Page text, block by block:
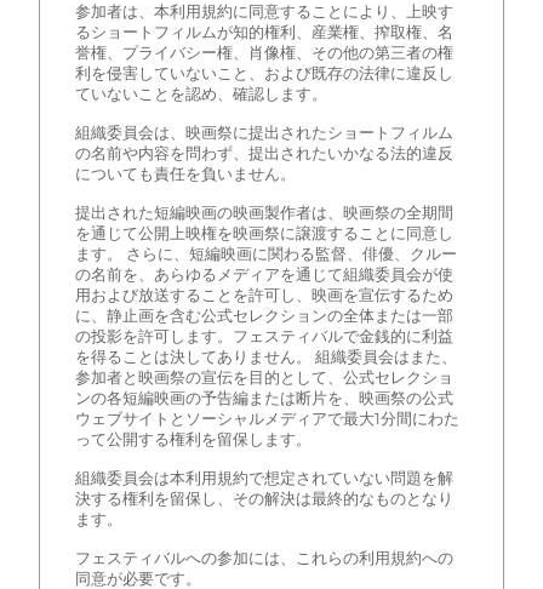
参加者は、本利用規約に同意することにより、上映す
るショートフィルムが知的権利、産業権、搾取権、名
誉権、プライバシー権、肖像権、その他の第三者の権
利を侵害していないこと、および既存の法律に違反し
ていないことを認め、確認します。
組織委員会は、映画祭に提出されたショートフィルム
の名前や内容を問わず、提出されたいかなる法的違反
についても責任を負いません。
提出された短編映画の映画製作者は、映画祭の全期間
を通じて公開上映権を映画祭に譲渡することに同意し
ます。 さらに、短編映画に関わる監督、俳優、クルー
の名前を、あらゆるメディアを通じて組織委員会が使
用および放送することを許可し、映画を宣伝するため
に、静止画を含む公式セレクションの全体または一部
の投影を許可します。フェスティバルで金銭的に利益
を得ることは決してありません。 組織委員会はまた、
参加者と映画祭の宣伝を目的として、公式セレクショ
ンの各短編映画の予告編または断片を、映画祭の公式
ウェブサイトとソーシャルメディアで最大1分間にわた
って公開する権利を留保します。
組織委員会は本利用規約で想定されていない問題を解
決する権利を留保し、その解決は最終的なものとなり
ます。
フェスティバルへの参加には、これらの利用規約への
同意が必要です。